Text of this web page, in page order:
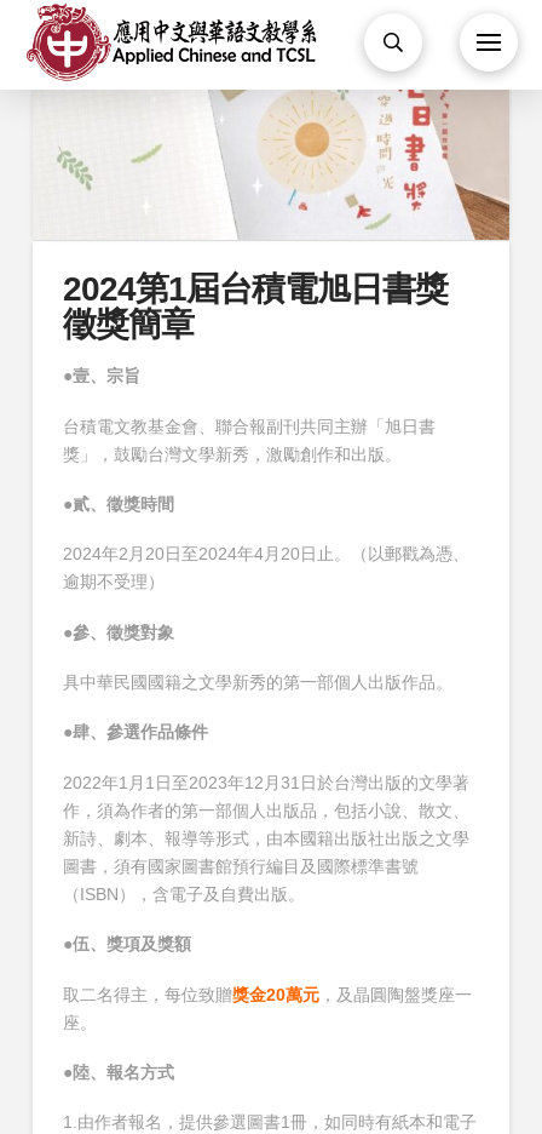
2024第1屆台積電旭日書獎
徵獎簡章
●壹、宗旨
台積電文教基金會、聯合報副刊共同主辦「旭日書
獎」，鼓勵台灣文學新秀，激勵創作和出版。
●貳、徵獎時間
2024年2月20日至2024年4月20日止。（以郵戳為憑、
逾期不受理）
●參、徵獎對象
具中華民國國籍之文學新秀的第一部個人出版作品。
●肆、參選作品條件
2022年1月1日至2023年12月31日於台灣出版的文學著
作，須為作者的第一部個人出版品，包括小說、散文、
新詩、劇本、報導等形式，由本國籍出版社出版之文學
圖書，須有國家圖書館預行編目及國際標準書號
（ISBN），含電子及自費出版。
●伍、獎項及獎額
取二名得主，每位致贈獎金20萬元，及晶圓陶盤獎座一
座。
●陸、報名方式
1.由作者報名，提供參選圖書1冊，如同時有紙本和電子